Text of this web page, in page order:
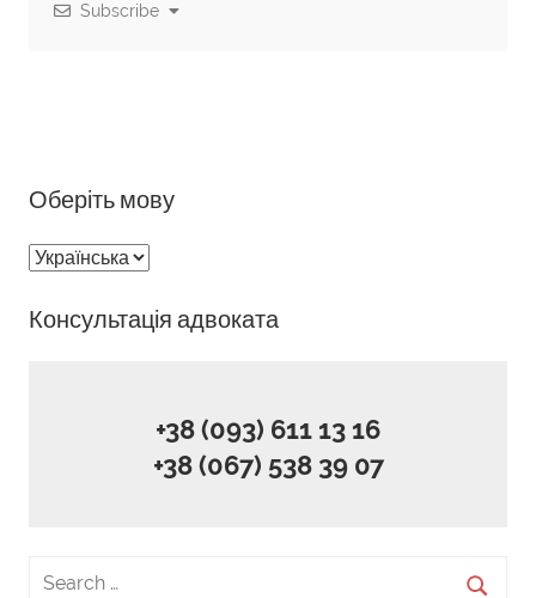
Subscribe
Оберіть мову
Оберіть
Консультація адвоката
+38 (093) 611 13 16
+38 (067) 538 39 07